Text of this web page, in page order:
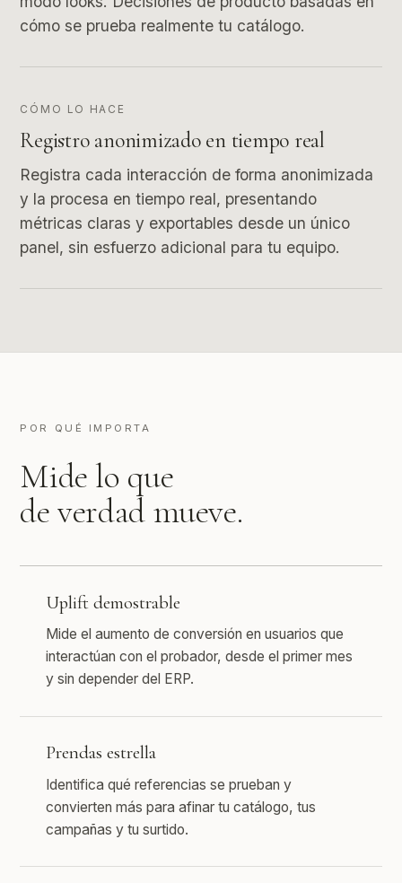
cómo se prueba realmente tu catálogo.
CÓMO LO HACE
Registro anonimizado en tiempo real
Registra cada interacción de forma anonimizada
y la procesa en tiempo real, presentando
métricas claras y exportables desde un único
panel, sin esfuerzo adicional para tu equipo.
POR QUÉ IMPORTA
Mide lo que
de verdad mueve.
Uplift demostrable
Mide el aumento de conversión en usuarios que
interactúan con el probador, desde el primer mes
y sin depender del ERP.
Prendas estrella
Identifica qué referencias se prueban y
convierten más para afinar tu catálogo, tus
campañas y tu surtido.